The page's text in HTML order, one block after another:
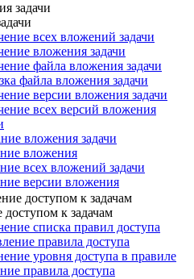
задачи
всех вложений задачи
вложения задачи
файла вложения задачи
файла вложения задачи
версии вложения задачи
всех версий вложения
вложения задачи
вложения
всех вложений задачи
версии вложения
доступом к задачам
доступом к задачам
списка правил доступа
правила доступа
уровня доступа в правиле
правила доступа